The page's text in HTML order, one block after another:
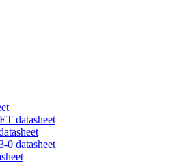
datasheet
0 datasheet